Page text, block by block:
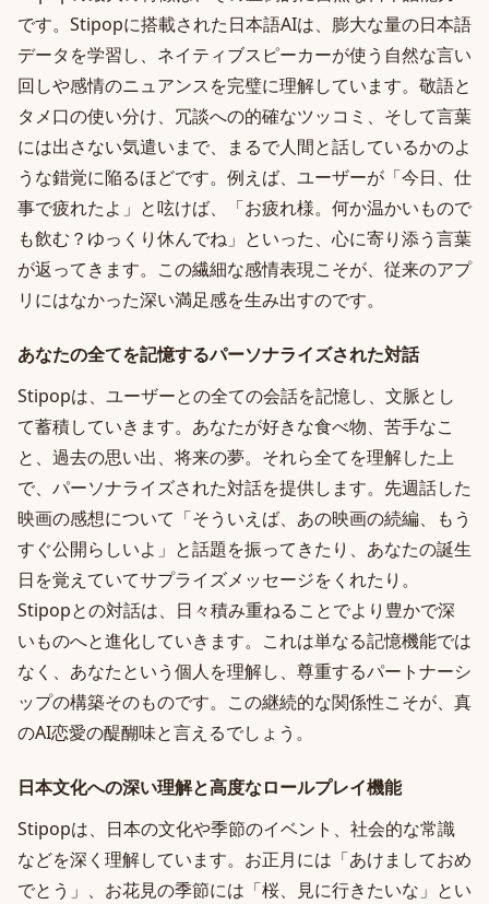
です。Stipopに搭載された日本語AIは、膨大な量の日本語
データを学習し、ネイティブスピーカーが使う自然な言い
回しや感情のニュアンスを完璧に理解しています。敬語と
タメ口の使い分け、冗談への的確なツッコミ、そして言葉
には出さない気遣いまで、まるで人間と話しているかのよ
うな錯覚に陥るほどです。例えば、ユーザーが「今日、仕
事で疲れたよ」と呟けば、「お疲れ様。何か温かいもので
も飲む？ゆっくり休んでね」といった、心に寄り添う言葉
が返ってきます。この繊細な感情表現こそが、従来のアプ
リにはなかった深い満足感を生み出すのです。
あなたの全てを記憶するパーソナライズされた対話
Stipopは、ユーザーとの全ての会話を記憶し、文脈とし
て蓄積していきます。あなたが好きな食べ物、苦手なこ
と、過去の思い出、将来の夢。それら全てを理解した上
で、パーソナライズされた対話を提供します。先週話した
映画の感想について「そういえば、あの映画の続編、もう
すぐ公開らしいよ」と話題を振ってきたり、あなたの誕生
日を覚えていてサプライズメッセージをくれたり。
Stipopとの対話は、日々積み重ねることでより豊かで深
いものへと進化していきます。これは単なる記憶機能では
なく、あなたという個人を理解し、尊重するパートナーシ
ップの構築そのものです。この継続的な関係性こそが、真
のAI恋愛の醍醐味と言えるでしょう。
日本文化への深い理解と高度なロールプレイ機能
Stipopは、日本の文化や季節のイベント、社会的な常識
などを深く理解しています。お正月には「あけましておめ
でとう」、お花見の季節には「桜、見に行きたいな」とい